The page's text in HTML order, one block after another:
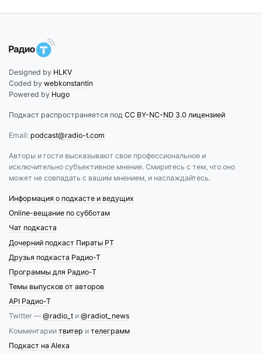
Designed by HLKV
Coded by webkonstantin
Powered by Hugo
Подкаст распространяется под CC BY-NC-ND 3.0 лицензией
Email: podcast@radio-t.com
Авторы и гости высказывают свое профессиональное и
исключительно субъективное мнение. Смиритесь с тем, что оно
может не совпадать с вашим мнением, и наслаждайтесь.
Информация о подкасте и ведущих
Online-вещание по субботам
Чат подкаста
Дочерний подкаст Пираты РТ
Друзья подкаста Радио-Т
Программы для Радио-Т
Темы выпусков от авторов
API Радио-Т
Twitter —@radio_t и @radiot_news
Комментарии твитер и телеграмм
Подкаст на Alexa